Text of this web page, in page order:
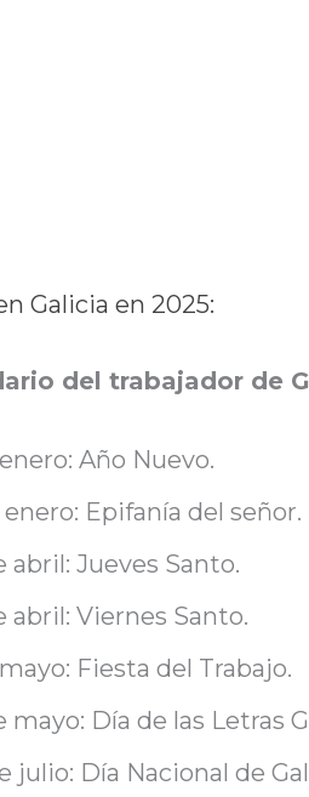
Galicia en 2025:
del trabajador de
Año Nuevo.
Epifanía del señor.
abril: Jueves Santo.
abril: Viernes Santo.
Fiesta del Trabajo.
mayo: Día de las Letras
julio: Día Nacional de